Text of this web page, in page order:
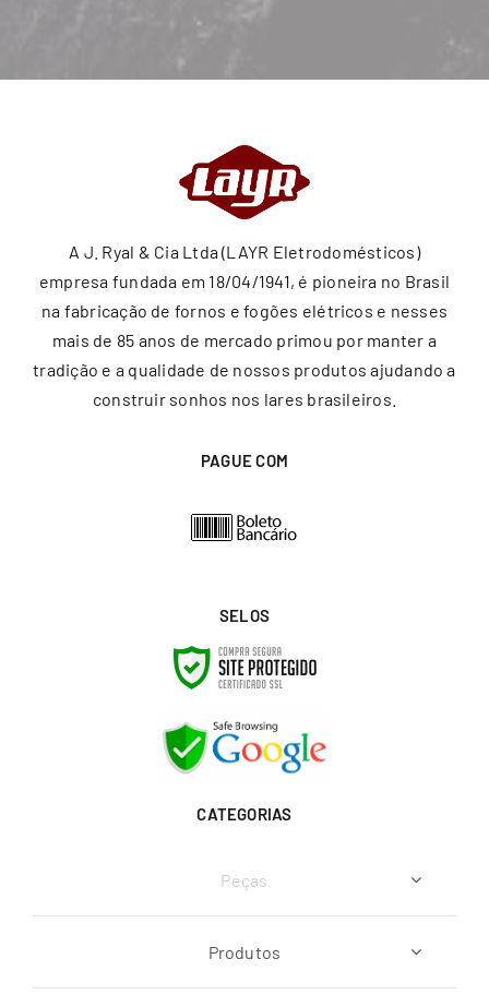
A J. Ryal & Cia Ltda (LAYR Eletrodomésticos)
empresa fundada em 18/04/1941, é pioneira no Brasil
na fabricação de fornos e fogões elétricos e nesses
mais de 85 anos de mercado primou por manter a
tradição e a qualidade de nossos produtos ajudando a
construir sonhos nos lares brasileiros.
PAGUE COM
SELOS
CATEGORIAS
Peças
Produtos